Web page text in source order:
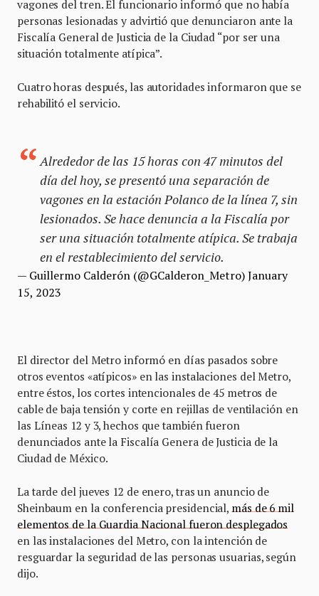
vagones del tren. El funcionario informó que no había
personas lesionadas y advirtió que denunciaron ante la
Fiscalía General de Justicia de la Ciudad “por ser una
situación totalmente atípica”.
Cuatro horas después, las autoridades informaron que se
rehabilitó el servicio.
Alrededor de las 15 horas con 47 minutos del
día del hoy, se presentó una separación de
vagones en la estación Polanco de la línea 7, sin
lesionados. Se hace denuncia a la Fiscalía por
ser una situación totalmente atípica. Se trabaja
en el restablecimiento del servicio.
— Guillermo Calderón (@GCalderon_Metro)January
15, 2023
El director del Metro informó en días pasados sobre
otros eventos «atípicos» en las instalaciones del Metro,
entre éstos, los cortes intencionales de 45 metros de
cable de baja tensión y corte en rejillas de ventilación en
las Líneas 12 y 3, hechos que también fueron
denunciados ante la Fiscalía Genera de Justicia de la
Ciudad de México.
La tarde del jueves 12 de enero, tras un anuncio de
Sheinbaum en la conferencia presidencial,más de 6 mil
elementos de la Guardia Nacional fueron desplegados
en las instalaciones del Metro, con la intención de
resguardar la seguridad de las personas usuarias, según
dijo.